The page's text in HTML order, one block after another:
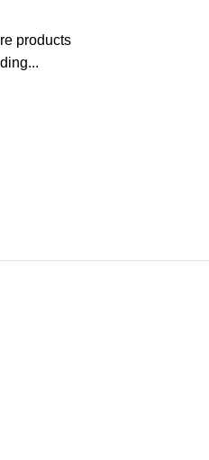
products